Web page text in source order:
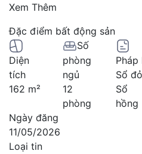
Xem Thêm
Đặc điểm bất động sản
Diện
tích
162 m²
Số
phòng
ngủ
12
phòng
Pháp
Sổ
Sổ
hồng
Ngày đăng
11/05/2026
Loại tin